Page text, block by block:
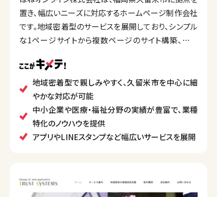
置き、幅広いニーズに対応するホームページ制作会社
です。地域密着型のサービスを展開しており、シンプル
な1ページサイトから複数ページのサイト構築、ベー
提供しています。
特に中小企業や医療、教育、福祉分野などの業種にお
いて数多くの制作実績があり、クライアントの課題解決
に沿ったデザインとユーザビリティを重視したサイト構
築が強みです。
また、オンラインでの見積もりシステムを採用してお
さらに、スマートフォンアプリ開発やLINEスタンプ制作
といったサービスも展開し、地域に密着しながらも、ク
地域密着型で親しみやすく、久留米市を中心に細
やかな対応が可能
中小企業や医療・福祉分野の実績が豊富で、業種
特化のノウハウを提供
アプリやLINEスタンプなど幅広いサービスを展開